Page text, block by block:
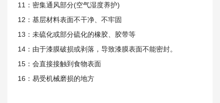
11：密集通风部分(空气湿度养护)
12：基层材料表面不干净、不牢固
13：未硫化或部分硫化的橡胶、胶带等
14：由于漆膜破损或剥落，导致漆膜表面不能密封。
15：会直接接触到食物表面
16：易受机械磨损的地方